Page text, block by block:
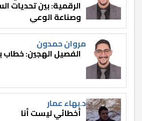
الرقمية: بين تحديات
وصناعة الوعي
مروان حمدون
الفصيل الهجين: خطاب
د.بهاء عمار
أخطائي ليست أنا